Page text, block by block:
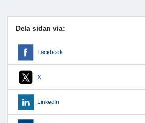
Dela sidan via:
Facebook
X
LinkedIn